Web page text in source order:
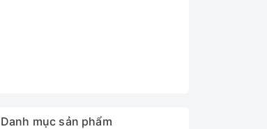
Danh mục sản phẩm